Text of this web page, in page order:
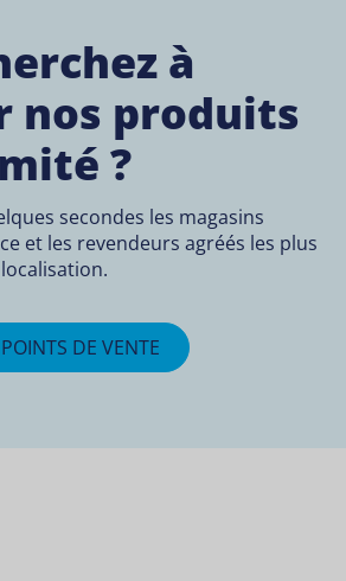
à
nos produits
?
secondes les magasins
et les revendeurs agréés les plus
POINTS DE VENTE